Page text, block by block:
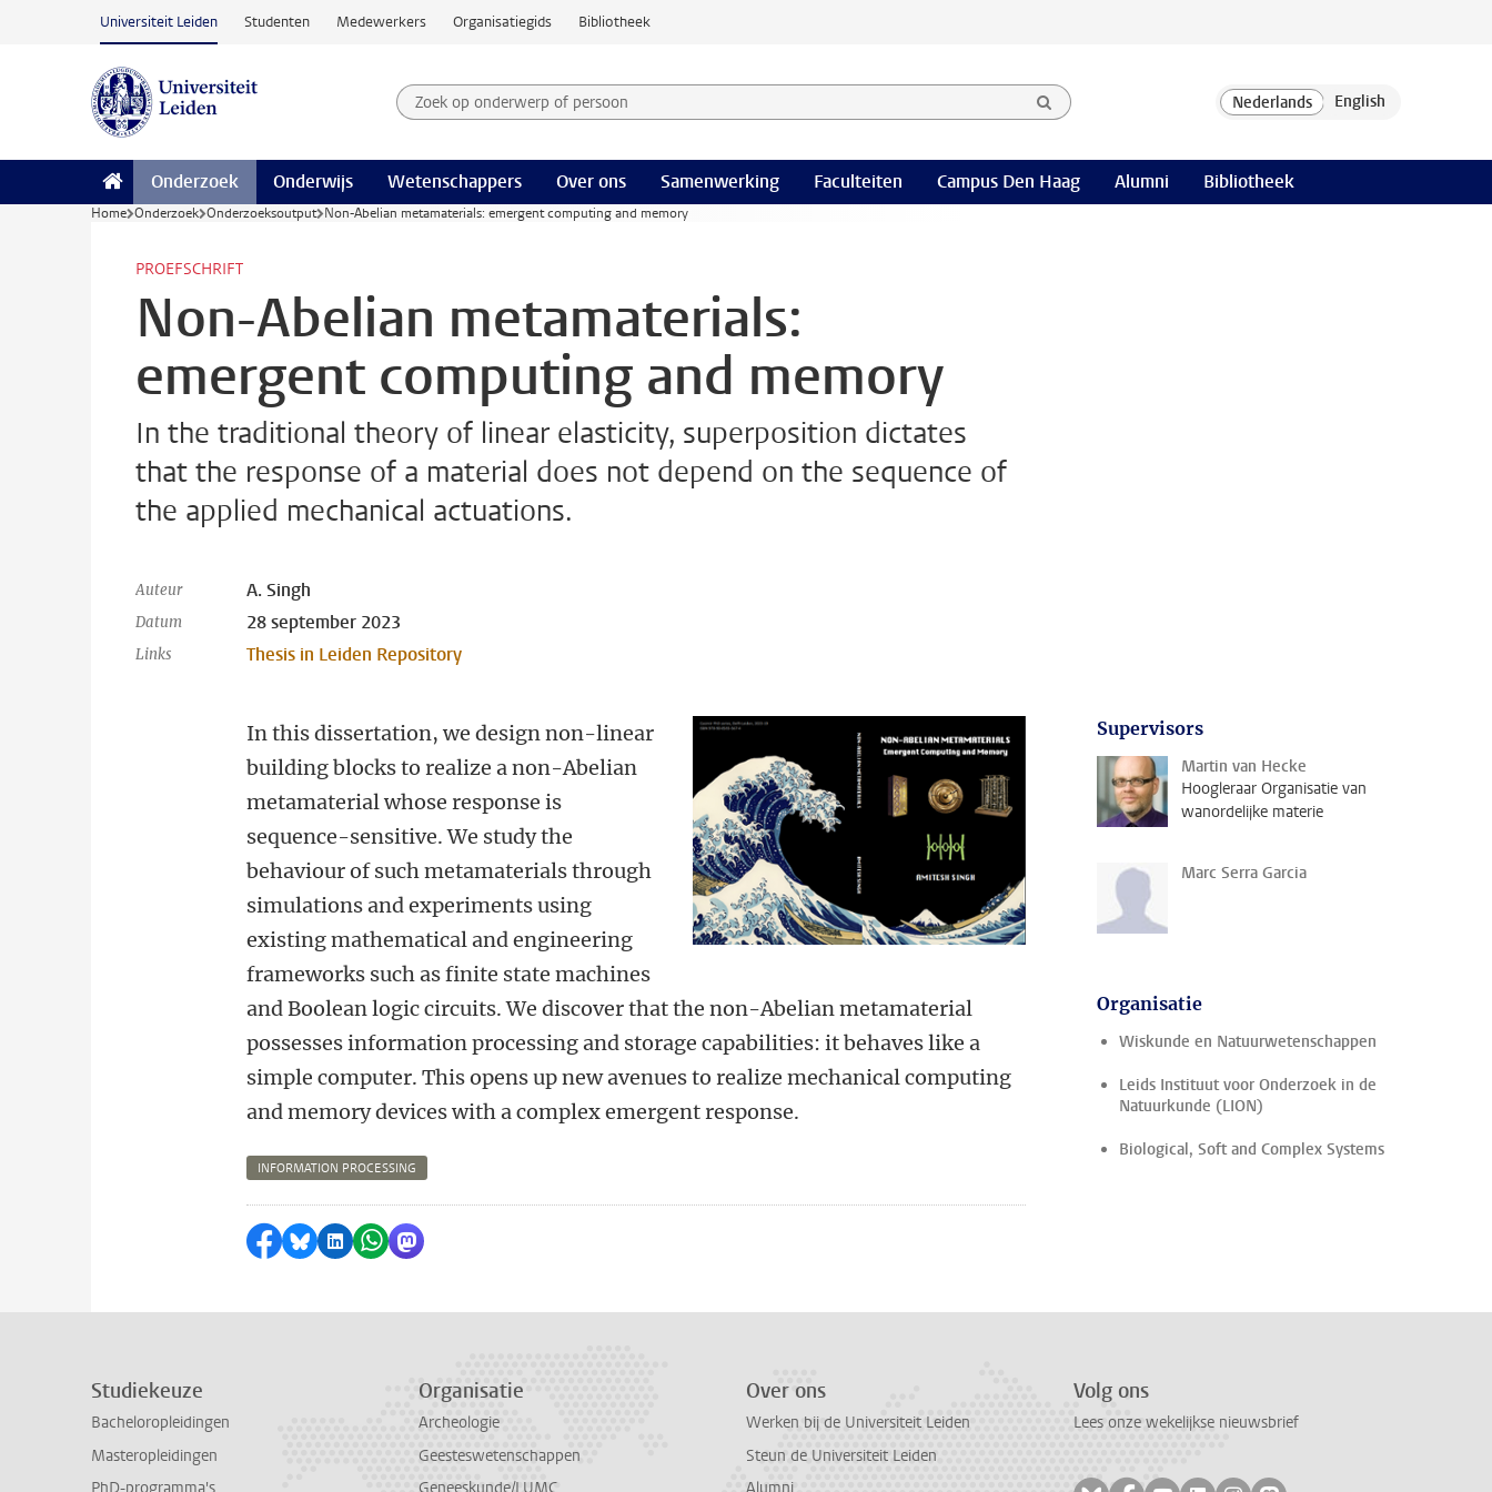
Ga naar hoofdinhoud
Universiteit Leiden Studenten Medewerkers Organisatiegids Bibliotheek
Zoek op onderwerp of persoon en selecteer categorie
Zoekterm
Onderzoek Onderwijs Wetenschappers Over ons Samenwerking Faculteiten Campus Den Haag Alumni Bibliotheek
Home Onderzoek Onderzoeksoutput Non-Abelian metamaterials: emergent computing and memory
PROEFSCHRIFT
Non-Abelian metamaterials:
emergent computing and memory
In the traditional theory of linear elasticity, superposition dictates
that the response of a material does not depend on the sequence of
the applied mechanical actuations.
Auteur A. Singh
Datum 28 september 2023
Links Thesis in Leiden Repository
In this dissertation, we design non-linear
building blocks to realize a non-Abelian
metamaterial whose response is
sequence-sensitive. We study the
behaviour of such metamaterials through
simulations and experiments using
existing mathematical and engineering
frameworks such as finite state machines
and Boolean logic circuits. We discover that the non-Abelian metamaterial
possesses information processing and storage capabilities: it behaves like a
simple computer. This opens up new avenues to realize mechanical computing
and memory devices with a complex emergent response.
INFORMATION PROCESSING
Delen op Facebook
Delen via Bluesky
Delen op LinkedIn
Delen via WhatsApp
Delen via Mastodon
Supervisors
Martin van Hecke
Hoogleraar Organisatie van
wanordelijke materie
Marc Serra Garcia
Organisatie
Wiskunde en Natuurwetenschappen
Leids Instituut voor Onderzoek in de
Natuurkunde (LION)
Biological, Soft and Complex Systems
Studiekeuze
Bacheloropleidingen
Masteropleidingen
Organisatie
Archeologie
Geesteswetenschappen
Over ons
Werken bij de Universiteit Leiden
Steun de Universiteit Leiden
Volg ons
Lees onze wekelijkse nieuwsbrief